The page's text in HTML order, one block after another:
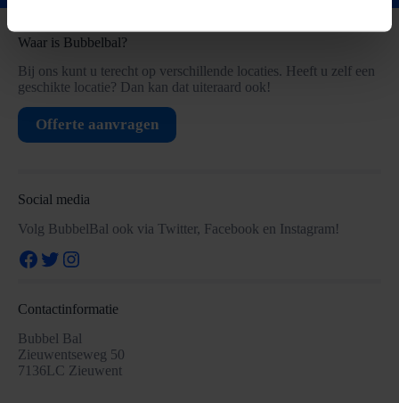
Waar is Bubbelbal?
Bij ons kunt u terecht op verschillende locaties. Heeft u zelf een
geschikte locatie? Dan kan dat uiteraard ook!
Offerte aanvragen
Social media
Volg BubbelBal ook via Twitter, Facebook en Instagram!
Facebook
Twitter
Instagram
Contactinformatie
Bubbel Bal
Zieuwentseweg 50
7136LC Zieuwent